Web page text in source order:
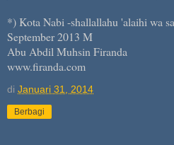
*) Kota Nabi -shallallahu 'alaihi wa
September 2013 M
Abu Abdil Muhsin Firanda
www.firanda.com
di Januari 31, 2014
Berbagi